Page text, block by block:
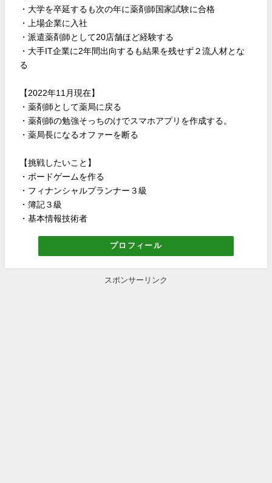
・大学を卒延するも次の年に薬剤師国家試験に合格
・上場企業に入社
・派遣薬剤師として20店舗ほど経験する
・大手IT企業に2年間出向するも結果を残せず２流人材とな
る
【2022年11月現在】
・薬剤師として薬局に戻る
・薬剤師の勉強そっちのけでスマホアプリを作成する。
・薬局長になるオファーを断る
【挑戦したいこと】
・ボードゲームを作る
・フィナンシャルプランナー３級
・簿記３級
・基本情報技術者
プロフィール
スポンサーリンク